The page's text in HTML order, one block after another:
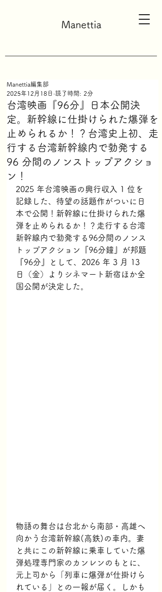
Manettia
台湾映画『96分』日本公開決
定。新幹線に仕掛けられた爆弾を
止められるか！？台湾史上初、走
行する台湾新幹線内で勃発する
96 分間のノンストップアクショ
ン！
Manettia編集部
2025年12月18日 読了時間: 2分
2025 年台湾映画の興行収入 1 位を
記録した、待望の話題作がついに日
本で公開！新幹線に仕掛けられた爆
弾を止められるか！？走行する台湾
新幹線内で勃発する96分間のノンス
トップアクション『96分鐘』が邦題
『96分』として、2026 年 3 月 13
日（金）よりシネマート新宿ほか全
国公開が決定した。
物語の舞台は台北から南部・高雄へ
向かう台湾新幹線(高鉄)の車内。妻
と共にこの新幹線に乗車していた爆
弾処理専門家のカンレンのもとに、
元上司から「列車に爆弾が仕掛けら
れている」との一報が届く。しかも